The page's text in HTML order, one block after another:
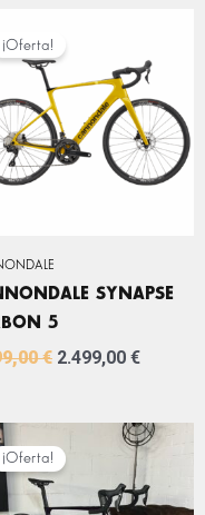
¡Oferta!
SYNAPSE
5
€
ORIGINAL
ERA:
3.499,00 €.
2.499,00 €
ES:
¡Oferta! PRECIO
ORIGINAL
EL
PRECIO
ES: